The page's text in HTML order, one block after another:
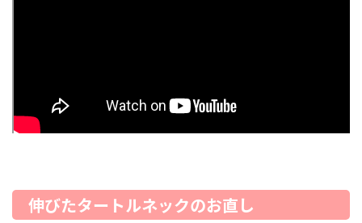
伸びたタートルネックのお直し